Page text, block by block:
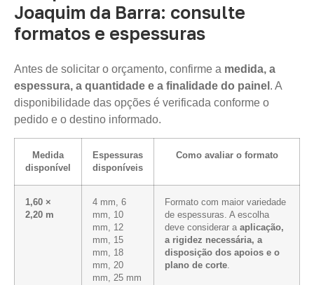
Joaquim da Barra: consulte
formatos e espessuras
Antes de solicitar o orçamento, confirme a medida, a
espessura, a quantidade e a finalidade do painel . A
disponibilidade das opções é verificada conforme o
pedido e o destino informado.
Medida
disponível
Espessuras
disponíveis
Como avaliar o formato
1,60 ×
2,20 m
4 mm, 6
mm, 10
mm, 12
mm, 15
mm, 18
mm, 20
mm, 25 mm
Formato com maior variedade
de espessuras. A escolha
deve considerar a aplicação,
a rigidez necessária, a
disposição dos apoios e o
plano de corte.